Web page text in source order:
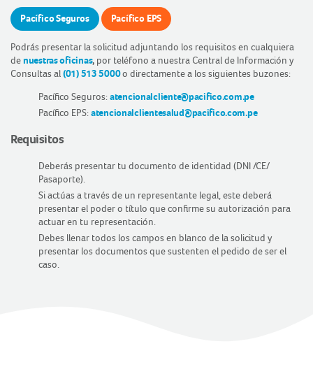
Pacífico Seguros Pacífico EPS
Podrás presentar la solicitud adjuntando los requisitos en cualquiera
denuestras oficinas, por teléfono a nuestra Central de Información y
Consultas al(01) 513 5000o directamente a los siguientes buzones:
Pacífico Seguros:atencionalcliente@pacifico.com.pe
Pacífico EPS:atencionalclientesalud@pacifico.com.pe
Requisitos
Deberás presentar tu documento de identidad (DNI /CE/
Pasaporte).
Si actúas a través de un representante legal, este deberá
presentar el poder o título que confirme su autorización para
actuar en tu representación.
Debes llenar todos los campos en blanco de la solicitud y
presentar los documentos que sustenten el pedido de ser el
caso.